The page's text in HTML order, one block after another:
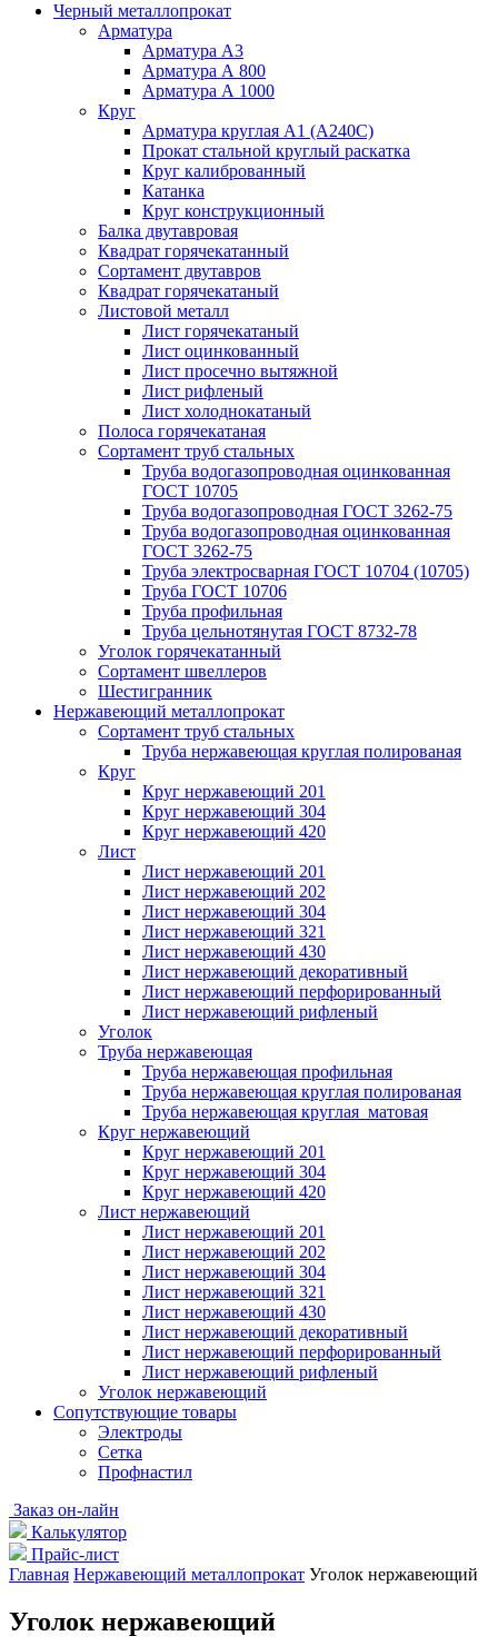
Черный металлопрокат
Арматура
Арматура А3
Арматура А 800
Арматура А 1000
Круг
Арматура круглая А1 (А240C)
Прокат стальной круглый раскатка
Круг калиброванный
Катанка
Круг конструкционный
Балка двутавровая
Квадрат горячекатанный
Сортамент двутавров
Квадрат горячекатаный
Листовой металл
Лист горячекатаный
Лист оцинкованный
Лист просечно вытяжной
Лист рифленый
Лист холоднокатаный
Полоса горячекатаная
Сортамент труб стальных
Труба водогазопроводная оцинкованная
ГОСТ 10705
Труба водогазопроводная ГОСТ 3262-75
Труба водогазопроводная оцинкованная
ГОСТ 3262-75
Труба электросварная ГОСТ 10704 (10705)
Труба ГОСТ 10706
Труба профильная
Труба цельнотянутая ГОСТ 8732-78
Уголок горячекатанный
Сортамент швеллеров
Шестигранник
Нержавеющий металлопрокат
Сортамент труб стальных
Труба нержавеющая круглая полированая
Круг
Круг нержавеющий 201
Круг нержавеющий 304
Круг нержавеющий 420
Лист
Лист нержавеющий 201
Лист нержавеющий 202
Лист нержавеющий 304
Лист нержавеющий 321
Лист нержавеющий 430
Лист нержавеющий декоративный
Лист нержавеющий перфорированный
Лист нержавеющий рифленый
Уголок
Труба нержавеющая
Труба нержавеющая профильная
Труба нержавеющая круглая полированая
Труба нержавеющая круглая матовая
Круг нержавеющий
Круг нержавеющий 201
Круг нержавеющий 304
Круг нержавеющий 420
Лист нержавеющий
Лист нержавеющий 201
Лист нержавеющий 202
Лист нержавеющий 304
Лист нержавеющий 321
Лист нержавеющий 430
Лист нержавеющий декоративный
Лист нержавеющий перфорированный
Лист нержавеющий рифленый
Уголок нержавеющий
Cопутствующие товары
Электроды
Сетка
Профнастил
Заказ он-лайн
Калькулятор
Прайс-лист
Главная Нержавеющий металлопрокат Уголок нержавеющий
Уголок нержавеющий